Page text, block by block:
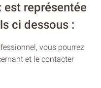
représentée
ci dessous :
vous pourrez
et le contacter